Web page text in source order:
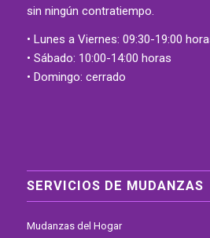
sin ningún contratiempo.
• Lunes a Viernes: 09:30-19:00
• Sábado: 10:00-14:00 horas
• Domingo: cerrado
SERVICIOS DE MUDANZAS
Mudanzas del Hogar